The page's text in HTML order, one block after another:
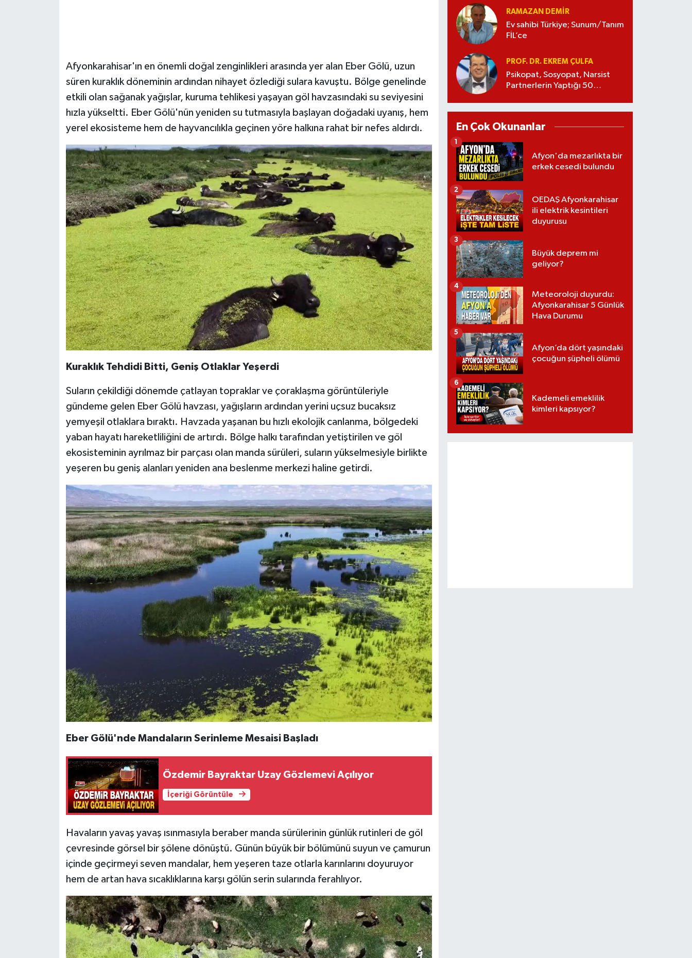
Afyonkarahisar'ın en önemli doğal zenginlikleri arasında yer alan Eber Gölü, uzun
süren kuraklık döneminin ardından nihayet özlediği sulara kavuştu. Bölge genelinde
etkili olan sağanak yağışlar, kuruma tehlikesi yaşayan göl havzasındaki su seviyesini
hızla yükseltti. Eber Gölü'nün yeniden su tutmasıyla başlayan doğadaki uyanış, hem
yerel ekosisteme hem de hayvancılıkla geçinen yöre halkına rahat bir nefes aldırdı.
Kuraklık Tehdidi Bitti, Geniş Otlaklar Yeşerdi
Suların çekildiği dönemde çatlayan topraklar ve çoraklaşma görüntüleriyle
gündeme gelen Eber Gölü havzası, yağışların ardından yerini uçsuz bucaksız
yemyeşil otlaklara bıraktı. Havzada yaşanan bu hızlı ekolojik canlanma, bölgedeki
yaban hayatı hareketliliğini de artırdı. Bölge halkı tarafından yetiştirilen ve göl
ekosisteminin ayrılmaz bir parçası olan manda sürüleri, suların yükselmesiyle birlikte
yeşeren bu geniş alanları yeniden ana beslenme merkezi haline getirdi.
Eber Gölü'nde Mandaların Serinleme Mesaisi Başladı
Özdemir Bayraktar Uzay Gözlemevi Açılıyor
İçeriği Görüntüle
Havaların yavaş yavaş ısınmasıyla beraber manda sürülerinin günlük rutinleri de göl
çevresinde görsel bir şölene dönüştü. Günün büyük bir bölümünü suyun ve çamurun
içinde geçirmeyi seven mandalar, hem yeşeren taze otlarla karınlarını doyuruyor
hem de artan hava sıcaklıklarına karşı gölün serin sularında ferahlıyor.
RAMAZAN DEMİR
Ev sahibi Türkiye; Sunum/Tanım
FİL’ce
PROF. DR. EKREM ÇULFA
Psikopat, Sosyopat, Narsist
Partnerlerin Yaptığı 50
En Çok Okunanlar
Afyon'da mezarlıkta bir
erkek cesedi bulundu
1
OEDAŞ Afyonkarahisar
ili elektrik kesintileri
duyurusu
2
Büyük deprem mi
geliyor?
3
Meteoroloji duyurdu:
Afyonkarahisar 5 Günlük
Hava Durumu
4
Afyon’da dört yaşındaki
çocuğun şüpheli ölümü
5
Kademeli emeklilik
kimleri kapsıyor?
6